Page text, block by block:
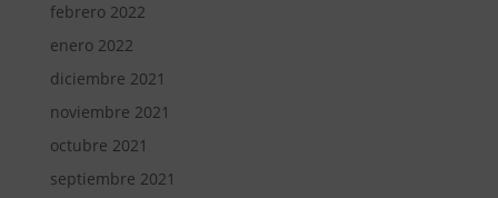
febrero 2022
enero 2022
diciembre 2021
noviembre 2021
octubre 2021
septiembre 2021